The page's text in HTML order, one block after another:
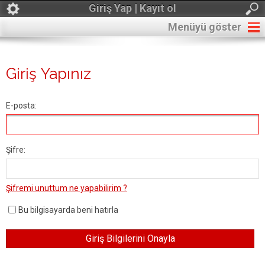
Giriş Yap | Kayıt ol
Menüyü göster
Giriş Yapınız
E-posta:
Şifre:
Şifremi unuttum ne yapabilirim ?
Bu bilgisayarda beni hatırla